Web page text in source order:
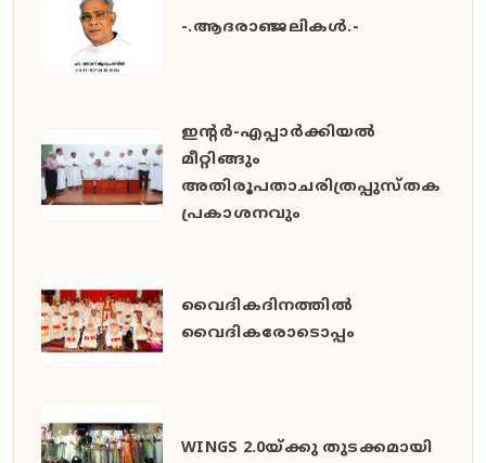
-.ആദരാഞ്ജലികൾ.-
ഇൻ്റർ-എപ്പാർക്കിയൽ
മീറ്റിങ്ങും
അതിരൂപതാചരിത്രപ്പുസ്തക
പ്രകാശനവും
വൈദികദിനത്തിൽ
വൈദികരോടൊപ്പം
WINGS 2.0യ്ക്കു തുടക്കമായി